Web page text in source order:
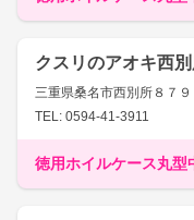
クスリのアオキ西
三重県桑名市西別所８７９
TEL: 0594-41-3911
徳用ホイルケース丸型